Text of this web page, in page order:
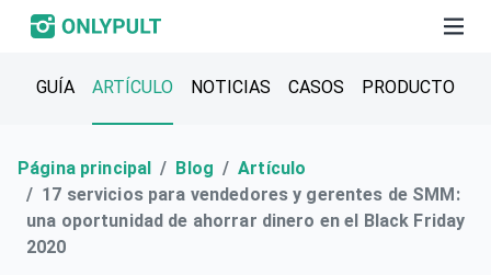
GUÍA ARTÍCULO NOTICIAS CASOS PRODUCTO
Página principal Blog
Artículo
17 servicios para vendedores y gerentes de SMM:
una oportunidad de ahorrar dinero en el Black Friday
2020